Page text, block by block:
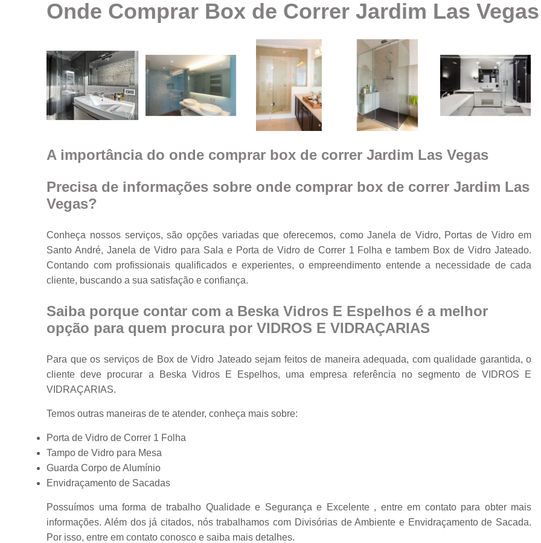
Espelhos em
Espelhos para
ambientes
Fechamento de
ambiente com
vidro
Guarda corpo
vidro
Porta feita de
Portas de vidro
Portas em vidro
Tampos de
mesa
Vidros
Box Vidro
Box
Box
Box de Vidro
Box de Vidro
Box para
Cobertura de
Cobertura de Vidro
Cobertura
Divisória de
Divisória de Vidro
Divisória de Vidro
Divisória de Vidro
Envidraçamento
Onde Comprar Box de Correr Jardim Las Vegas
A importância do onde comprar box de correr Jardim Las Vegas
Precisa de informações sobre onde comprar box de correr Jardim Las
Vegas?
Conheça nossos serviços, são opções variadas que oferecemos, como Janela de Vidro, Portas de Vidro em
Santo André, Janela de Vidro para Sala e Porta de Vidro de Correr 1 Folha e tambem Box de Vidro Jateado.
Contando com profissionais qualificados e experientes, o empreendimento entende a necessidade de cada
cliente, buscando a sua satisfação e confiança.
Saiba porque contar com a Beska Vidros E Espelhos é a melhor
opção para quem procura por VIDROS E VIDRAÇARIAS
Para que os serviços de Box de Vidro Jateado sejam feitos de maneira adequada, com qualidade garantida, o
cliente deve procurar a Beska Vidros E Espelhos, uma empresa referência no segmento de VIDROS E
VIDRAÇARIAS.
Temos outras maneiras de te atender, conheça mais sobre:
Porta de Vidro de Correr 1 Folha
Tampo de Vidro para Mesa
Guarda Corpo de Alumínio
Envidraçamento de Sacadas
Possuímos uma forma de trabalho Qualidade e Segurança e Excelente , entre em contato para obter mais
informações. Além dos já citados, nós trabalhamos com Divisórias de Ambiente e Envidraçamento de Sacada.
Por isso, entre em contato conosco e saiba mais detalhes.